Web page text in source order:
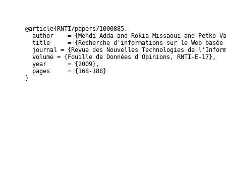
@article{RNTI/papers/1000885,
author    = {Mehdi Adda and Rokia Missaoui and Petko
title     = {Recherche d'informations sur le Web
journal = {Revue des Nouvelles Technologies de
  volume = {Fouille de Données d'Opinions, RNTI-E-17},
  year      = {2009},
  pages     = {168-188}
}